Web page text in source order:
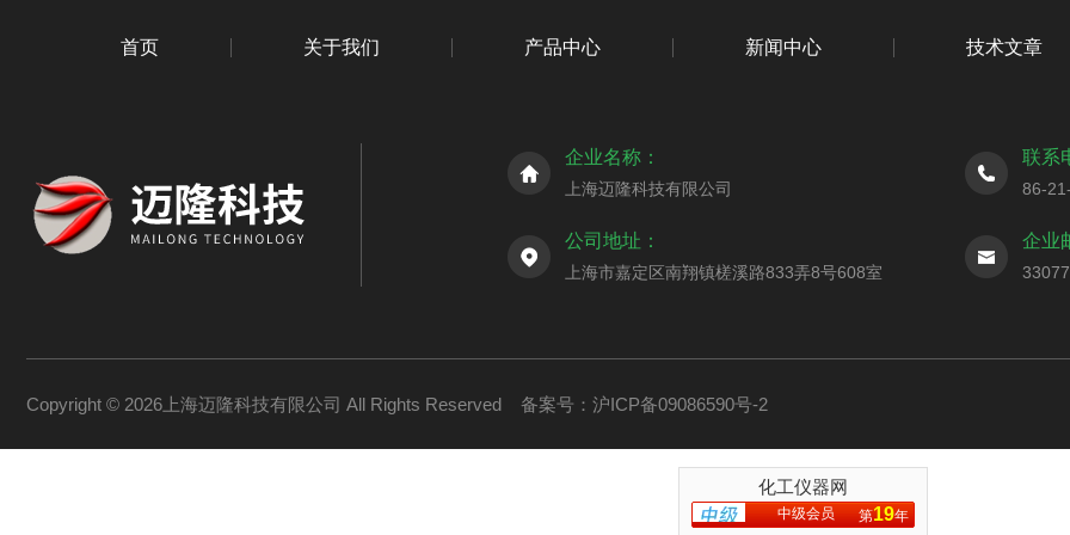
首页 关于我们 产品中心 新闻中心 技术文章
企业名称：
上海迈隆科技有限公司
联系
86-
公司地址：
上海市嘉定区南翔镇槎溪路833弄8号608室
企业
Copyright © 2026上海迈隆科技有限公司 All Rights Reserved 备案号：沪ICP备09086590号-2
化工仪器网
中级会员 第19年